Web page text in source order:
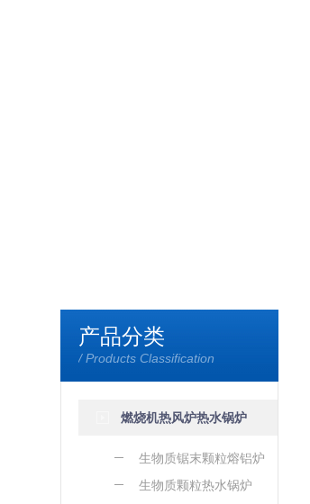
产品分类
/ Products Classification
燃烧机热风炉热水锅炉
生物质锯末颗粒熔铝炉
生物质颗粒热水锅炉